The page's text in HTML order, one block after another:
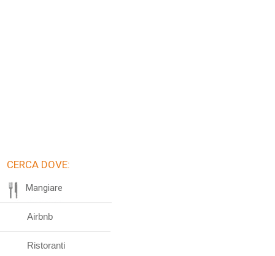
CERCA DOVE:
Mangiare
Airbnb
Ristoranti